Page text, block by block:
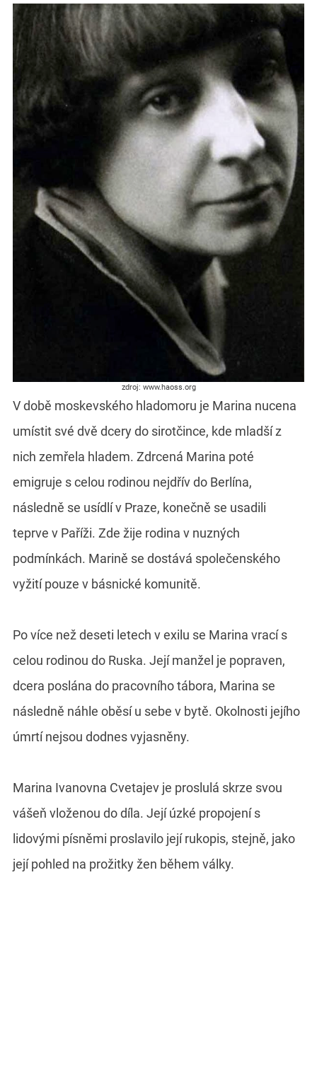
zdroj: www.haoss.org
V době moskevského hladomoru je Marina nucena
umístit své dvě dcery do sirotčince, kde mladší z
nich zemřela hladem. Zdrcená Marina poté
emigruje s celou rodinou nejdřív do Berlína,
následně se usídlí v Praze, konečně se usadili
teprve v Paříži. Zde žije rodina v nuzných
podmínkách. Marině se dostává společenského
vyžití pouze v básnické komunitě.
Po více než deseti letech v exilu se Marina vrací s
celou rodinou do Ruska. Její manžel je popraven,
dcera poslána do pracovního tábora, Marina se
následně náhle oběsí u sebe v bytě. Okolnosti jejího
úmrtí nejsou dodnes vyjasněny.
Marina Ivanovna Cvetajev je proslulá skrze svou
vášeň vloženou do díla. Její úzké propojení s
lidovými písněmi proslavilo její rukopis, stejně, jako
její pohled na prožitky žen během války.